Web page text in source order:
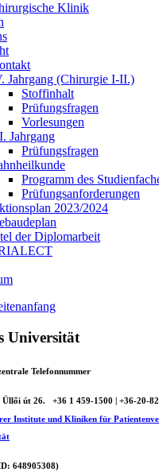
Klinik
Jahrgang (Chirurgie I-II.)
Stoffinhalt
Prüfungsfragen
Vorlesungen
Jahrgang
Prüfungsfragen
Programm des
Prüfungsanforderungen
2023/2024
der Diplomarbeit
Universität
Telefonnummer
Üllői út 26.
+36 1 459-1500 | +36-20-
Institute und Kliniken für
648905308)